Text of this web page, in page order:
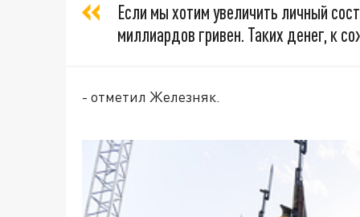
Если мы хотим увеличить личный
миллиардов гривен. Таких денег, к
- отметил Железняк.